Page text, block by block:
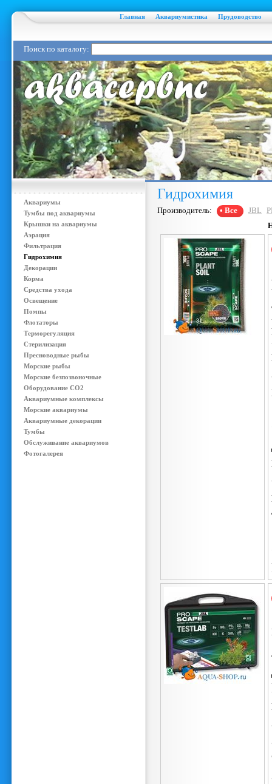
Главная Аквариумистика Прудоводство
Поиск по каталогу:
Аквариумы
Тумбы под аквариумы
Крышки на аквариумы
Аэрация
Фильтрация
Гидрохимия
Декорации
Корма
Средства ухода
Освещение
Помпы
Флотаторы
Терморегуляция
Стерилизация
Пресноводные рыбы
Морские рыбы
Морские безпозвоночные
Оборудование CO2
Аквариумные комплексы
Морские аквариумы
Аквариумные декорации
Тумбы
Обслуживание аквариумов
Фотогалерея
Гидрохимия
Производитель: • Все JBL